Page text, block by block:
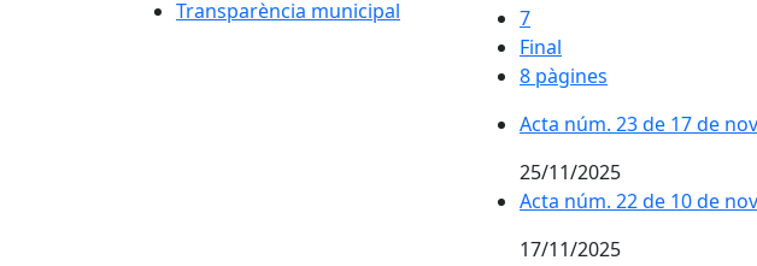
Transparència municipal
7
Final
8 pàgines
Acta núm. 23 de 17 de
25/11/2025
Acta núm. 22 de 10 de
17/11/2025